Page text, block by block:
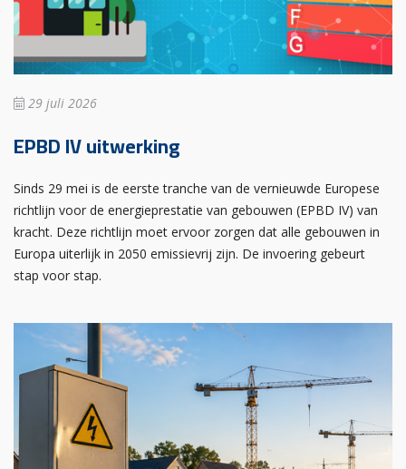
29 juli 2026
EPBD IV uitwerking
Sinds 29 mei is de eerste tranche van de vernieuwde Europese
richtlijn voor de energieprestatie van gebouwen (EPBD IV) van
kracht. Deze richtlijn moet ervoor zorgen dat alle gebouwen in
Europa uiterlijk in 2050 emissievrij zijn. De invoering gebeurt
stap voor stap.